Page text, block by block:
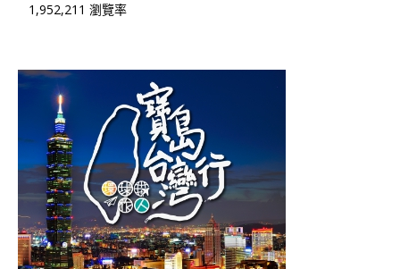
1,952,211 瀏覽率